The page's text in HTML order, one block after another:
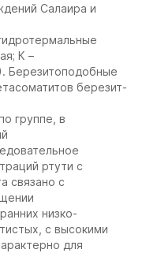
Салаира и
К –
Березитоподобные
березит-
группе, в
ртути с
связано с
низко-
с высокими
для